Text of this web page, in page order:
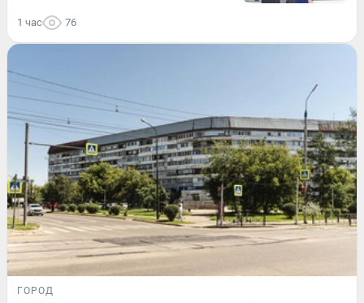
1 час 76
ГОРОД